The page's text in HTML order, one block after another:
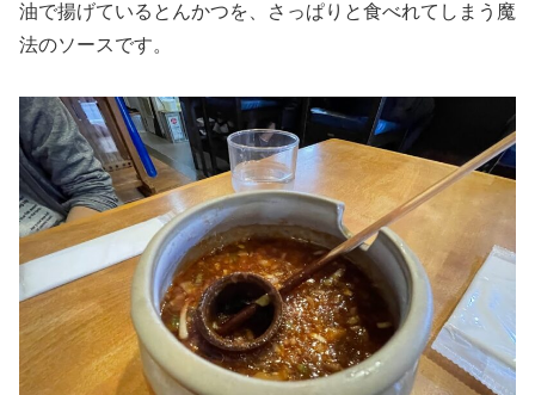
油で揚げているとんかつを、さっぱりと食べれてしまう魔
法のソースです。